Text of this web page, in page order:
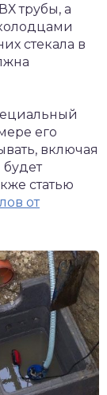
трубы, а
стекала в
его
включая
будет
статью
от